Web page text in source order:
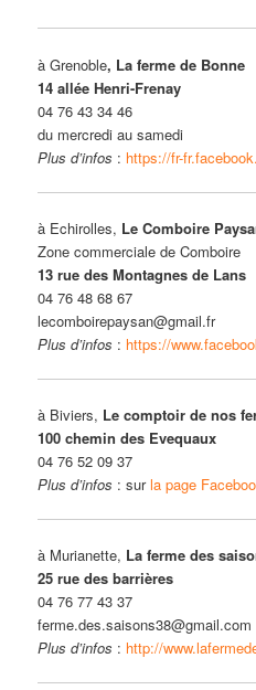
à Grenoble, La ferme de Bonne
14 allée Henri-Frenay
04 76 43 34 46
du mercredi au samedi
Plus d’infos : https://fr-
à Echirolles, Le Comboire
Zone commerciale de Comboire
13 rue des Montagnes de Lans
04 76 48 68 67
lecomboirepaysan@gmail.fr
Plus d’infos : https://
à Biviers, Le comptoir de nos
100 chemin des Evequaux
04 76 52 09 37
Plus d’infos : surla page
à Murianette, La ferme des
25 rue des barrières
04 76 77 43 37
ferme.des.saisons38@gmail.com
Plus d’infos : http://